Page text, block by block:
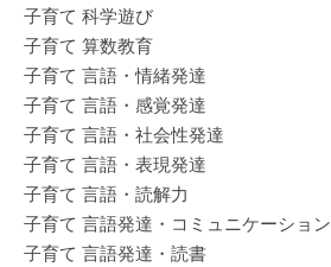
子育て 科学遊び
子育て 算数教育
子育て 言語・情緒発達
子育て 言語・感覚発達
子育て 言語・社会性発達
子育て 言語・表現発達
子育て 言語・読解力
子育て 言語発達・コミュニケーション
子育て 言語発達・読書